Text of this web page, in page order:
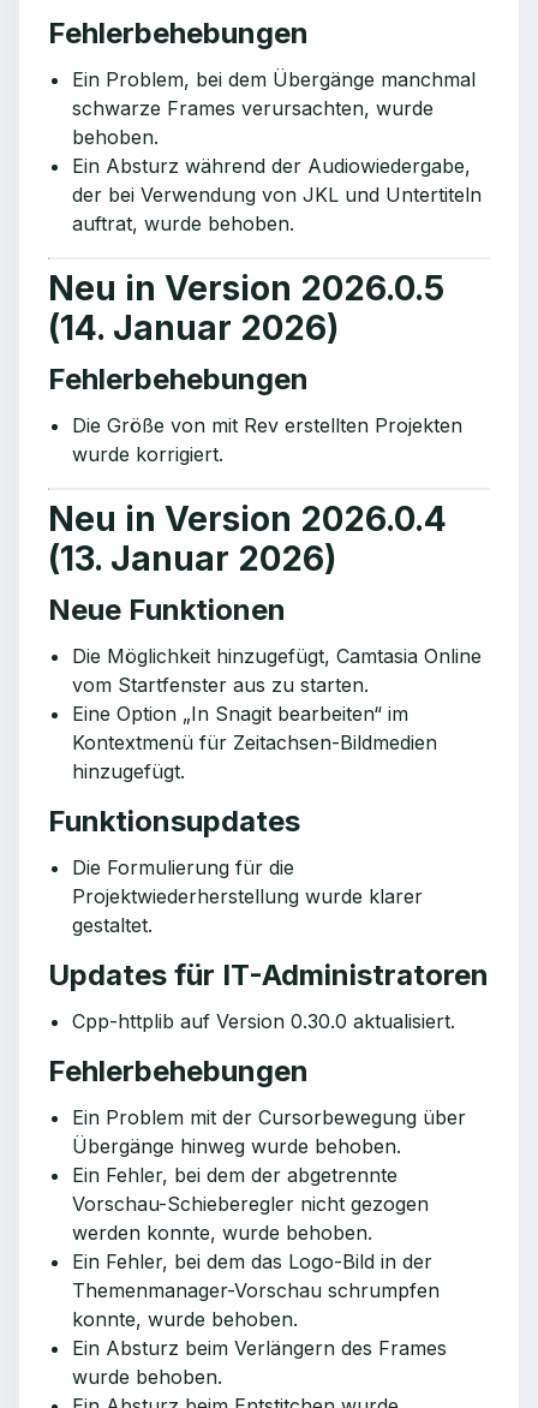
Fehlerbehebungen
Ein Problem, bei dem Übergänge manchmal
schwarze Frames verursachten, wurde
behoben.
Ein Absturz während der Audiowiedergabe,
der bei Verwendung von JKL und Untertiteln
auftrat, wurde behoben.
Neu in Version 2026.0.5
(14. Januar 2026)
Fehlerbehebungen
Die Größe von mit Rev erstellten Projekten
wurde korrigiert.
Neu in Version 2026.0.4
(13. Januar 2026)
Neue Funktionen
Die Möglichkeit hinzugefügt, Camtasia Online
vom Startfenster aus zu starten.
Eine Option „In Snagit bearbeiten“ im
Kontextmenü für Zeitachsen-Bildmedien
hinzugefügt.
Funktionsupdates
Die Formulierung für die
Projektwiederherstellung wurde klarer
gestaltet.
Updates für IT-Administratoren
Cpp-httplib auf Version 0.30.0 aktualisiert.
Fehlerbehebungen
Ein Problem mit der Cursorbewegung über
Übergänge hinweg wurde behoben.
Ein Fehler, bei dem der abgetrennte
Vorschau-Schieberegler nicht gezogen
werden konnte, wurde behoben.
Ein Fehler, bei dem das Logo-Bild in der
Themenmanager-Vorschau schrumpfen
konnte, wurde behoben.
Ein Absturz beim Verlängern des Frames
wurde behoben.